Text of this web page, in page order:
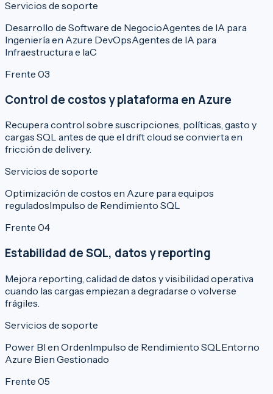
Servicios de soporte
Desarrollo de Software de NegocioAgentes de IA para
Ingeniería en Azure DevOpsAgentes de IA para
Infraestructura e IaC
Frente 03
Control de costos y plataforma en Azure
Recupera control sobre suscripciones, políticas, gasto y
cargas SQL antes de que el drift cloud se convierta en
fricción de delivery.
Servicios de soporte
Optimización de costos en Azure para equipos
reguladosImpulso de Rendimiento SQL
Frente 04
Estabilidad de SQL, datos y reporting
Mejora reporting, calidad de datos y visibilidad operativa
cuando las cargas empiezan a degradarse o volverse
frágiles.
Servicios de soporte
Power BI en OrdenImpulso de Rendimiento SQL Entorno
Azure Bien Gestionado
Frente 05